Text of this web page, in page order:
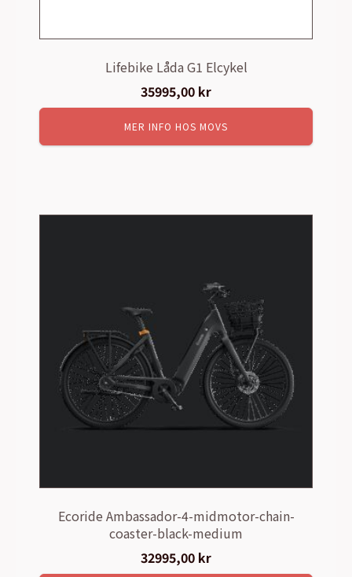
Lifebike Låda G1 Elcykel
35995,00 kr
MER INFO HOS MOVS
Ecoride Ambassador-4-midmotor-chain-
coaster-black-medium
32995,00 kr